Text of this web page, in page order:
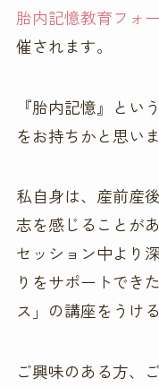
胎内記憶教育フォ
催されます。
『胎内記憶』とい
をお持ちかと思いま
私自身は、産前産
志を感じることがあ
セッション中より
りをサポートでき
ス」の講座をうけ
ご興味のある方、